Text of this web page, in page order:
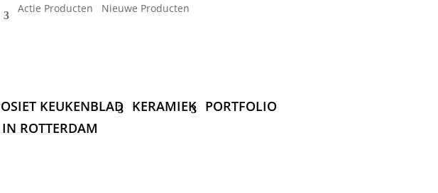
Actie Producten Nieuwe Producten
KEUKENBLAD KERAMIEK PORTFOLIO
ROTTERDAM